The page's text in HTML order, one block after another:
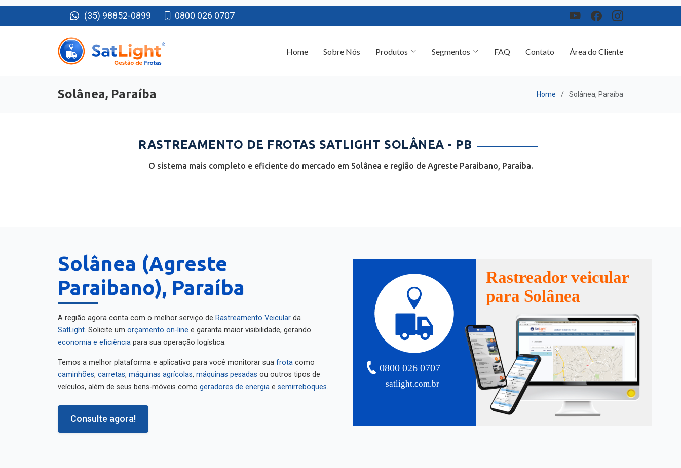
(35) 98852-0899 0800 026 0707
Área do Cliente
Solânea, Paraíba Home Solânea, Paraíba
RASTREAMENTO DE FROTAS SATLIGHT SOLÂNEA - PB
O sistema mais completo e eficiente do mercado em Solânea e região de Agreste Paraibano, Paraíba.
Solânea (Agreste
Paraibano), Paraíba
A região agora conta com o melhor serviço de Rastreamento Veicular
da
SatLight . Solicite um orçamento on-line
e garanta maior visibilidade, gerando
economia e eficiência
para sua operação logística.
Temos a melhor plataforma e aplicativo para você monitorar sua frota
caminhões
carretas máquinas agrícolas máquinas pesadas
ou outros tipos de
veículos, além de seus bens-móveis como
geradores de energia semirreboques
Consulte agora!
satlight.com.br
0800 026 0707
Rastreador veicular
para Solânea